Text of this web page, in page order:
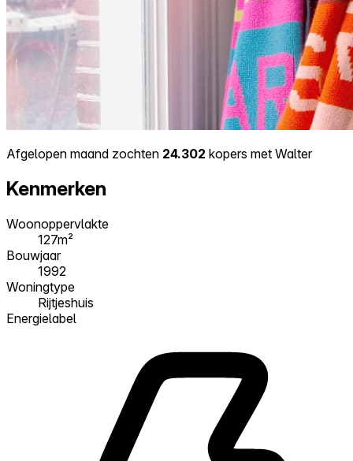
Afgelopen maand zochten 24.302 kopers met Walter
Kenmerken
Woonoppervlakte
127m²
Bouwjaar
1992
Woningtype
Rijtjeshuis
Energielabel